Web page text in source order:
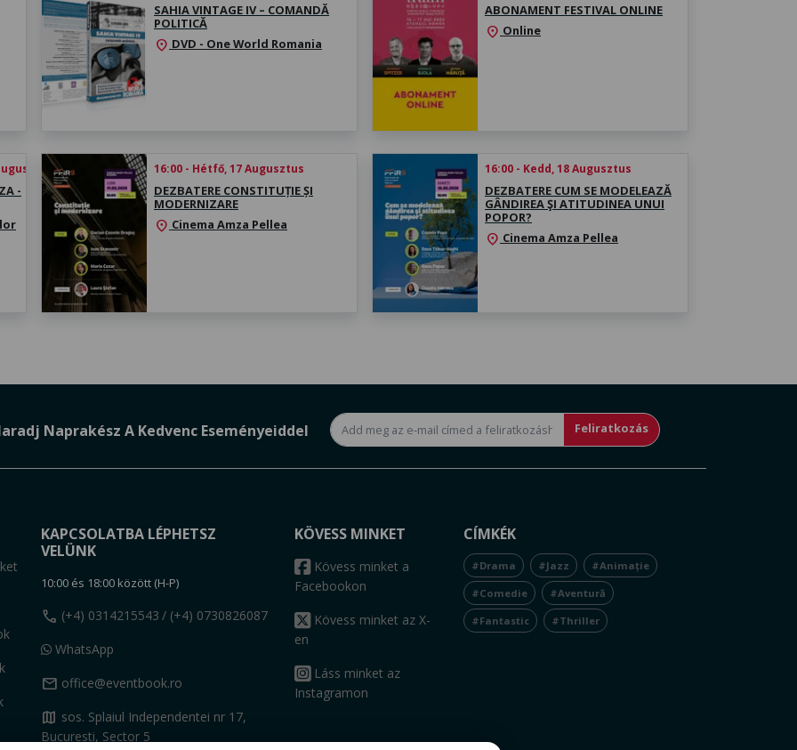
SAHIA VINTAGE IV – COMANDĂ
POLITICĂ
location_on DVD - One World Romania
ABONAMENT FESTIVAL ONLINE
location_on Online
2026
-
16:00 - Hétfő, 17 Augusztus
DEZBATERE CONSTITUȚIE ȘI
MODERNIZARE
location_on Cinema Amza Pellea
16:00 - Kedd, 18 Augusztus
DEZBATERE CUM SE MODELEAZĂ
GÂNDIREA ŞI ATITUDINEA UNUI
POPOR?
location_on Cinema Amza Pellea
Naprakész A Kedvenc Eseményeiddel Feliratkozás
KAPCSOLATBA LÉPHETSZ
VELÜNK
10:00 és 18:00 között (H-P)
call (+4) 0314215543 / (+4) 0730826087
WhatsApp
mail office@eventbook.ro
map sos. Splaiul Independentei nr 17,
Bucuresti, Sector 5
KÖVESS MINKET
Kövess minket a
Facebookon
Kövess minket az X-
en
Láss minket az
Instagramon
CÍMKÉK
#Drama #Jazz #Animație
#Comedie #Aventură
#Fantastic #Thriller